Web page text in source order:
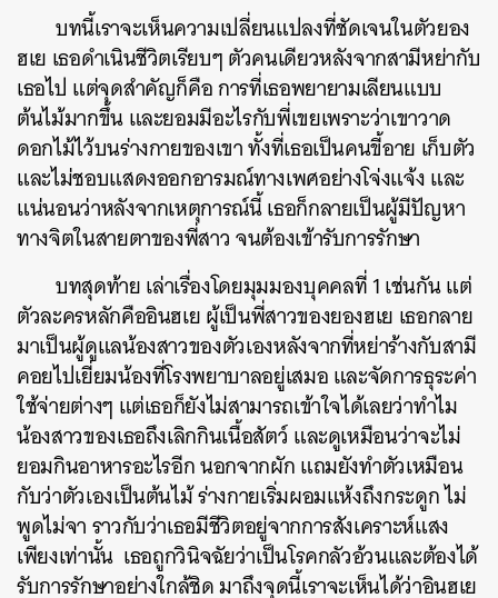
บทนี้เราจะเห็นความเปลี่ยนแปลงที่ชัดเจนในตัวยอง
ฮเย เธอดำเนินชีวิตเรียบๆ ตัวคนเดียวหลังจากสามีหย่ากับ
เธอไป แต่จุดสำคัญก็คือการที่เธอพยายามเลียนแบบ
ต้นไม้มากขึ้น และยอมมีอะไรกับพี่เขยเพราะว่าเขาวาด
ดอกไม้ไว้บนร่างกายของเขา ทั้งที่เธอเป็นคนขี้อาย เก็บตัว
และไม่ชอบแสดงออกอารมณ์ทางเพศอย่างโจ่งแจ้ง และ
แน่นอนว่าหลังจากเหตุการณ์นี้ เธอก็กลายเป็นผู้มีปัญหา
ทางจิตในสายตาของพี่สาว จนต้องเข้ารับการรักษา
บทสุดท้าย เล่าเรื่องโดยมุมมองบุคคลที่ 1 เช่นกัน แต่
ตัวละครหลักคืออินฮเย ผู้เป็นพี่สาวของยองฮเย เธอกลาย
มาเป็นผู้ดูแลน้องสาวของตัวเองหลังจากที่หย่าร้างกับสามี
คอยไปเยี่ยมน้องที่โรงพยาบาลอยู่เสมอ และจัดการธุระค่า
ใช้จ่ายต่างๆ แต่เธอก็ยังไม่สามารถเข้าใจได้เลยว่าทำไม
น้องสาวของเธอถึงเลิกกินเนื้อสัตว์ และดูเหมือนว่าจะไม่
ยอมกินอาหารอะไรอีก นอกจากผัก แถมยังทำตัวเหมือน
กับว่าตัวเองเป็นต้นไม้ ร่างกายเริ่มผอมแห้งถึงกระดูก ไม่
พูดไม่จา ราวกับว่าเธอมีชีวิตอยู่จากการสังเคราะห์แสง
เพียงเท่านั้น เธอถูกวินิจฉัยว่าเป็นโรคกลัวอ้วนและต้องได้
รับการรักษาอย่างใกล้ชิด มาถึงจุดนี้เราจะเห็นได้ว่าอินฮเย